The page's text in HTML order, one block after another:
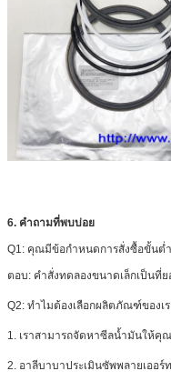
6. คำถามที่พบบ่อย
Q1: คุณมีข้อกำหนดการสั่งซื้อขั้นต่
ตอบ: คำสั่งทดลองขนาดเล็กเป็นที่ย
Q2: ทำไมต้องเลือกผลิตภัณฑ์ของเ
1. เราสามารถจัดหาซีลน้ำมันให้คุ
2. อาลีบาบาประเมินซัพพลายเออร์